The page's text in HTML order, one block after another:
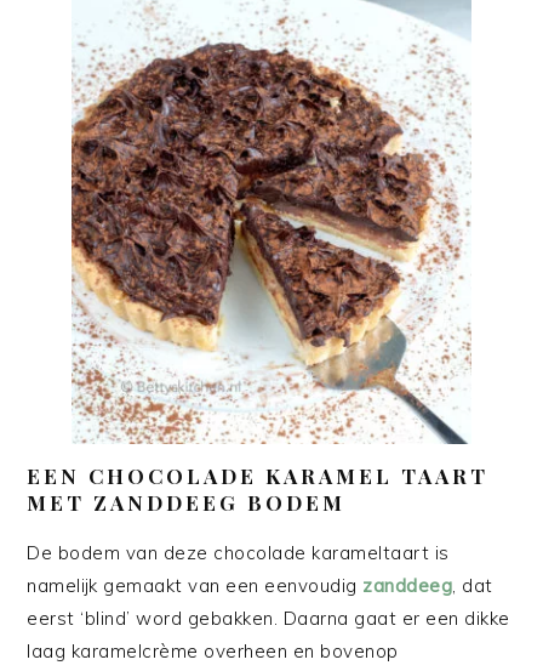
EEN CHOCOLADE KARAMEL TAART
MET ZANDDEEG BODEM
De bodem van deze chocolade karameltaart is
namelijk gemaakt van een eenvoudig zanddeeg, dat
eerst ‘blind’ word gebakken. Daarna gaat er een dikke
laag karamelcrème overheen en bovenop